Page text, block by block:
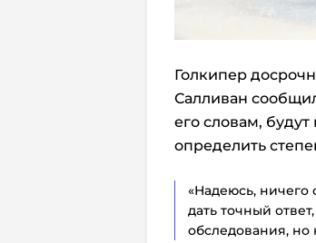
Голкипер
Салливан
его словам,
определить
«Надеюсь, ничего
дать точный
обследования,